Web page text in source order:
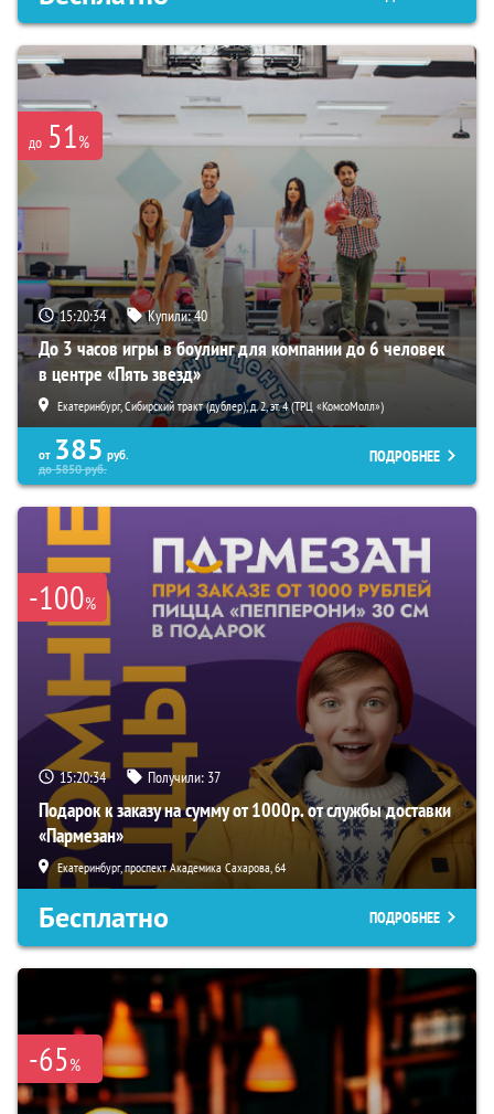
до 51%
15:20:33 Купили:40
До 3 часов игры в боулинг для компании до 6 человек
в центре «Пять звезд»
Екатеринбург, Сибирский тракт (дублер), д. 2, эт. 4 (ТРЦ «КомсоМолл»)
от 385 руб.
до5850руб.
ПОДРОБНЕЕ
-100%
15:20:33 Получили: 37
Подарок к заказу на сумму от 1000р. от службы доставки
«Пармезан»
Екатеринбург, проспект Академика Сахарова, 64
Бесплатно ПОДРОБНЕЕ
-65%